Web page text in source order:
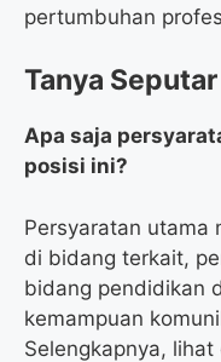
pertumbuhan
Tanya
Apa saja
posisi ini?
Persyaratan utama
di bidang terkait,
bidang pendidikan
kemampuan
Selengkapnya,